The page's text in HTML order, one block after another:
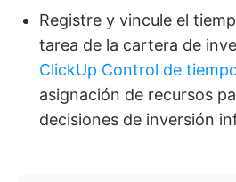
Registre y vincule el
tarea de la cartera de
ClickUp Control de
asignación de recursos
decisiones de inversión